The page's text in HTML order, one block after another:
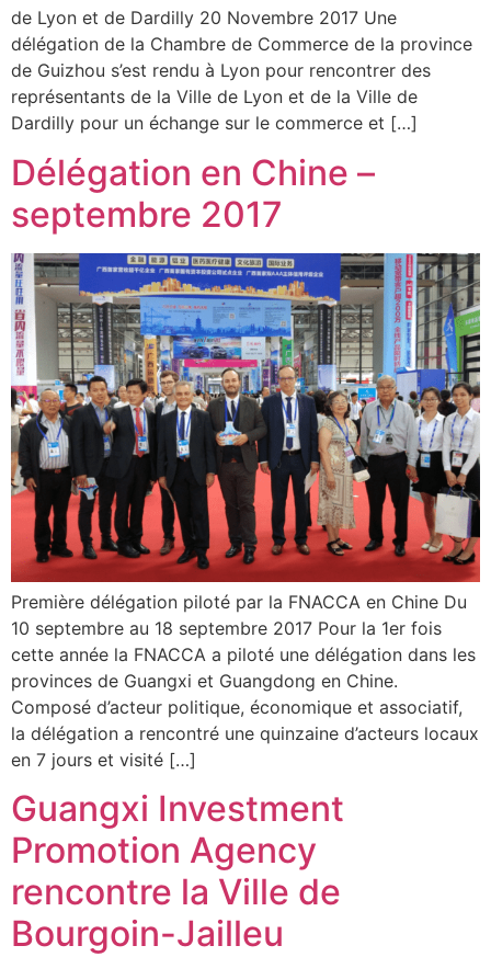
de Lyon et de Dardilly 20 Novembre 2017 Une
délégation de la Chambre de Commerce de la province
de Guizhou s’est rendu à Lyon pour rencontrer des
représentants de la Ville de Lyon et de la Ville de
Dardilly pour un échange sur le commerce et […]
Délégation en Chine –
septembre 2017
Première délégation piloté par la FNACCA en Chine Du
10 septembre au 18 septembre 2017 Pour la 1er fois
cette année la FNACCA a piloté une délégation dans les
provinces de Guangxi et Guangdong en Chine.
Composé d’acteur politique, économique et associatif,
la délégation a rencontré une quinzaine d’acteurs locaux
en 7 jours et visité […]
Guangxi Investment
Promotion Agency
rencontre la Ville de
Bourgoin-Jailleu